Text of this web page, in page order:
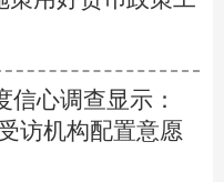
心调查显示：
访机构配置意愿